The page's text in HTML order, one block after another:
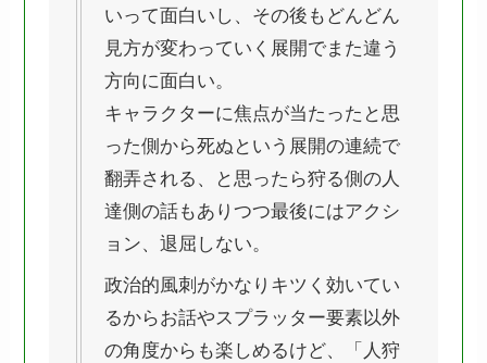
いって面白いし、その後もどんどん
見方が変わっていく展開でまた違う
方向に面白い。
キャラクターに焦点が当たったと思
った側から死ぬという展開の連続で
翻弄される、と思ったら狩る側の人
達側の話もありつつ最後にはアクシ
ョン、退屈しない。
政治的風刺がかなりキツく効いてい
るからお話やスプラッター要素以外
の角度からも楽しめるけど、「人狩